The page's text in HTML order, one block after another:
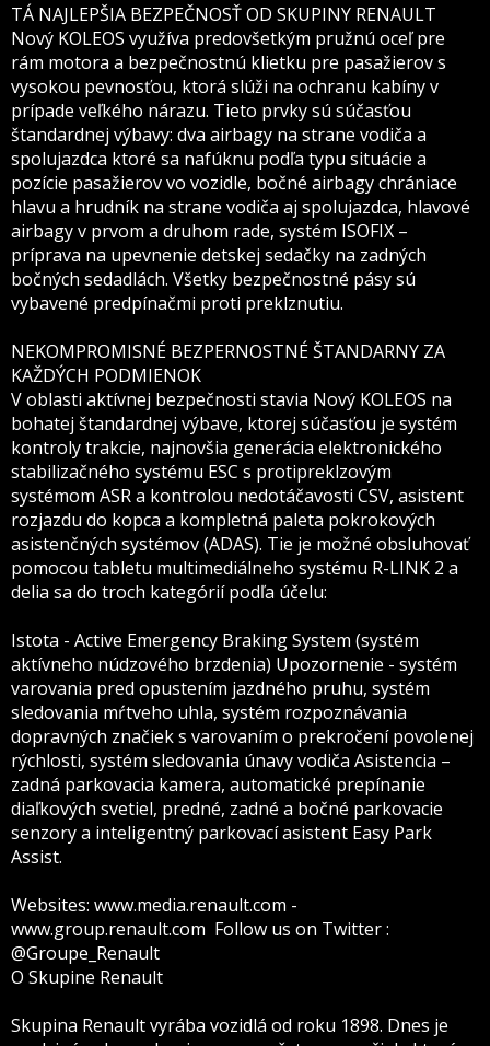
TÁ NAJLEPŠIA BEZPEČNOSŤ OD SKUPINY RENAULT
Nový KOLEOS využíva predovšetkým pružnú oceľ pre
rám motora a bezpečnostnú klietku pre pasažierov s
vysokou pevnosťou, ktorá slúži na ochranu kabíny v
prípade veľkého nárazu. Tieto prvky sú súčasťou
štandardnej výbavy: dva airbagy na strane vodiča a
spolujazdca ktoré sa nafúknu podľa typu situácie a
pozície pasažierov vo vozidle, bočné airbagy chrániace
hlavu a hrudník na strane vodiča aj spolujazdca, hlavové
airbagy v prvom a druhom rade, systém ISOFIX –
príprava na upevnenie detskej sedačky na zadných
bočných sedadlách. Všetky bezpečnostné pásy sú
vybavené predpínačmi proti preklznutiu.
NEKOMPROMISNÉ BEZPERNOSTNÉ ŠTANDARNY ZA
KAŽDÝCH PODMIENOK
V oblasti aktívnej bezpečnosti stavia Nový KOLEOS na
bohatej štandardnej výbave, ktorej súčasťou je systém
kontroly trakcie, najnovšia generácia elektronického
stabilizačného systému ESC s protipreklzovým
systémom ASR a kontrolou nedotáčavosti CSV, asistent
rozjazdu do kopca a kompletná paleta pokrokových
asistenčných systémov (ADAS). Tie je možné obsluhovať
pomocou tabletu multimediálneho systému R-LINK 2 a
delia sa do troch kategórií podľa účelu:
Istota - Active Emergency Braking System (systém
aktívneho núdzového brzdenia) Upozornenie - systém
varovania pred opustením jazdného pruhu, systém
sledovania mŕtveho uhla, systém rozpoznávania
dopravných značiek s varovaním o prekročení povolenej
rýchlosti, systém sledovania únavy vodiča Asistencia –
zadná parkovacia kamera, automatické prepínanie
diaľkových svetiel, predné, zadné a bočné parkovacie
senzory a inteligentný parkovací asistent Easy Park
Assist.
Websites: www.media.renault.com -
www.group.renault.com Follow us on Twitter :
@Groupe_Renault
O Skupine Renault
Skupina Renault vyrába vozidlá od roku 1898. Dnes je